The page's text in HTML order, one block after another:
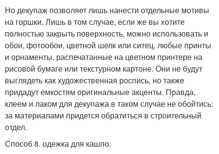
Но декупаж позволяет лишь нанести отдельные мотивы
на горшки. Лишь в том случае, если же вы хотите
полностью закрыть поверхность, можно использовать и
обои, фотообои, цветной шелк или ситец, любые принты
и орнаменты, распечатанные на цветном принтере на
рисовой бумаге или текстурном картоне. Они не будут
выглядеть как художественная роспись, но также
придадут емкостям оригинальные акценты. Правда,
клеем и лаком для декупажа в таком случае не обойтись:
за материалами придется обратиться в строительный
отдел.
Способ 8. одежка для кашпо.